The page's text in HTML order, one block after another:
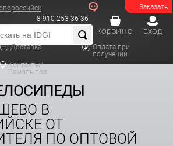
Заказать
8-910-253-36-36
Доставка
Оплата при
получении
Контакты/
Самовывоз
вход
корзина
В
ОТ
ПО ОПТОВОЙ